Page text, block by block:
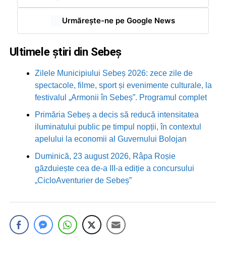
Urmărește-ne pe Google News
Ultimele știri din Sebeș
Zilele Municipiului Sebeș 2026: zece zile de
spectacole, filme, sport și evenimente culturale, la
festivalul „Armonii în Sebeș”. Programul complet
Primăria Sebeș a decis să reducă intensitatea
iluminatului public pe timpul nopții, în contextul
apelului la economii al Guvernului Bolojan
Duminică, 23 august 2026, Râpa Roșie
găzduiește cea de-a III-a ediție a concursului
„CicloAventurier de Sebeș”